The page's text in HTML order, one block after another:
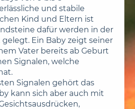
und stabile
Kind und Eltern ist
dafür werden in der
Ein Baby zeigt seiner
Vater bereits ab Geburt
Signalen, welche
Signalen gehört das
kann sich aber auch mit